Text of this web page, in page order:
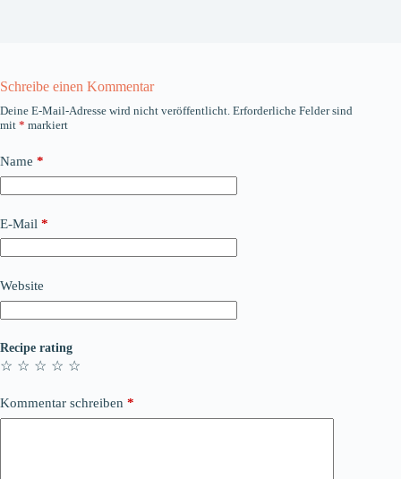
Schreibe einen Kommentar
Deine E-Mail-Adresse wird nicht veröffentlicht. Erforderliche Felder sind
mit * markiert
Name *
E-Mail *
Website
Recipe rating
☆
☆
☆
☆
☆
Kommentar schreiben *